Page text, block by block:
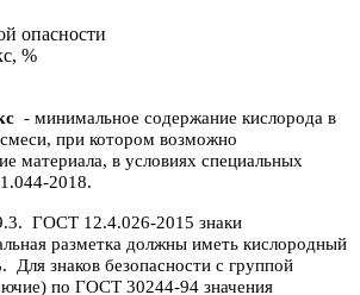
опасности
%
- минимальное содержание кислорода в
при котором возможно
материала, в условиях специальных
2018.
ГОСТ 12.4.026-2015 знаки
разметка должны иметь кислородный
Для знаков безопасности с группой
по ГОСТ 30244-94 значения